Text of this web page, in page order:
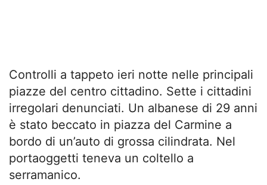
Controlli a tappeto ieri notte nelle principali
piazze del centro cittadino. Sette i cittadini
irregolari denunciati. Un albanese di 29 anni
è stato beccato in piazza del Carmine a
bordo di un’auto di grossa cilindrata. Nel
portaoggetti teneva un coltello a
serramanico.